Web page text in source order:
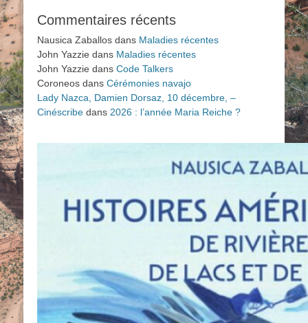
Commentaires récents
Nausica Zaballos dans Maladies récentes
John Yazzie dans Maladies récentes
John Yazzie dans Code Talkers
Coroneos dans Cérémonies navajo
Lady Nazca, Damien Dorsaz, 10 décembre, –
Cinéscribe dans 2026 : l’année Maria Reiche ?